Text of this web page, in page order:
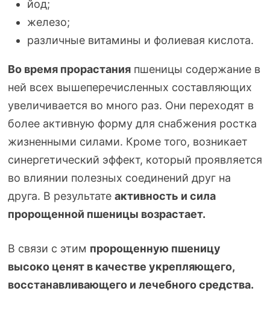
йод;
железо;
различные витамины и фолиевая кислота.
Во время прорастанияпшеницы содержание в
ней всех вышеперечисленных составляющих
увеличивается во много раз. Они переходят в
более активную форму для снабжения ростка
жизненными силами. Кроме того, возникает
синергетический эффект, который проявляется
во влиянии полезных соединений друг на
друга. В результате активность и сила
пророщенной пшеницы возрастает.
В связи с этим пророщенную пшеницу
высоко ценят в качестве укрепляющего,
восстанавливающего и лечебного средства.